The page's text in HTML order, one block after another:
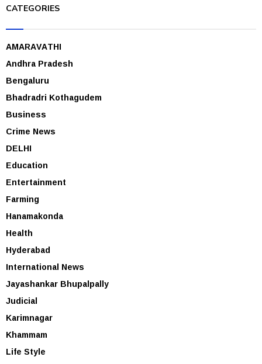
CATEGORIES
AMARAVATHI
Andhra Pradesh
Bengaluru
Bhadradri Kothagudem
Business
Crime News
DELHI
Education
Entertainment
Farming
Hanamakonda
Health
Hyderabad
International News
Jayashankar Bhupalpally
Judicial
Karimnagar
Khammam
Life Style